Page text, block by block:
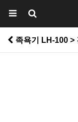
족욕기 LH-100 >